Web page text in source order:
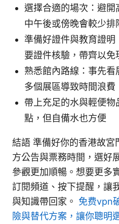
選擇合適的場次：避
中午後或傍晚會較少排
準備好證件與教育證
要證件核驗，帶齊以免
熟悉館內路線：事先
多個展區導致時間浪費
帶上充足的水與輕便
點，但自備水也方便
結語 準備好你的香港故宮
方公告與票務時間，選好
參觀更加順暢。想要更多
訂閱頻道、按下提醒，讓
與知識帶回家。 免费vpn
險與替代方案，讓你聰明